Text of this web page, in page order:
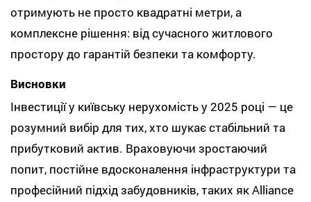
отримують не просто квадратні метри, а
комплексне рішення: від сучасного житлового
простору до гарантій безпеки та комфорту.
Висновки
Інвестиції у київську нерухомість у 2025 році — це
розумний вибір для тих, хто шукає стабільний та
прибутковий актив. Враховуючи зростаючий
попит, постійне вдосконалення інфраструктури та
професійний підхід забудовників, таких як Alliance